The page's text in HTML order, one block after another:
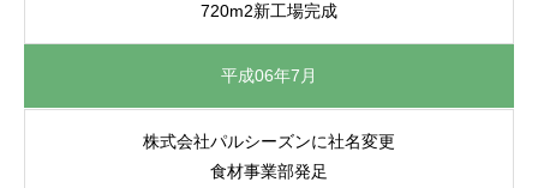
720m2新工場完成
平成06年7月
株式会社パルシーズンに社名変更
食材事業部発足